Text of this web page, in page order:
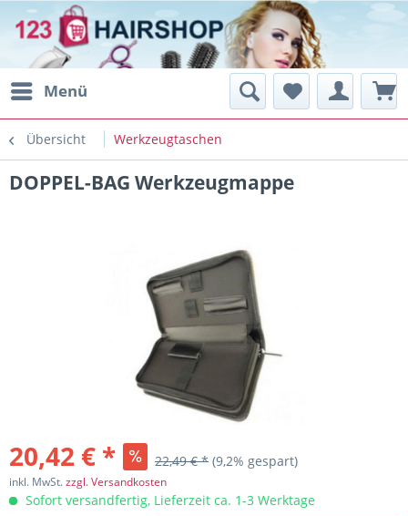
Menü
Übersicht Werkzeugtaschen
DOPPEL-BAG Werkzeugmappe
20,42 € * 22,49 € * (9,2% gespart)
inkl. MwSt.zzgl. Versandkosten
Sofort versandfertig, Lieferzeit ca. 1-3 Werktage